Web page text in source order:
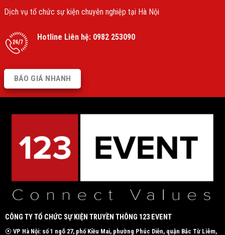
Dịch vụ tổ chức sự kiện chuyên nghiệp tại Hà Nội
Hotline Liên hệ: 0982 253090
BÁO GIÁ NHANH
CÔNG TY TỔ CHỨC SỰ KIỆN TRUYỀN THÔNG 123 EVENT
⦿ VP Hà Nội: số 1 ngõ 27, phố Kiều Mai, phường Phúc Diễn, quận Bắc Từ Liêm,